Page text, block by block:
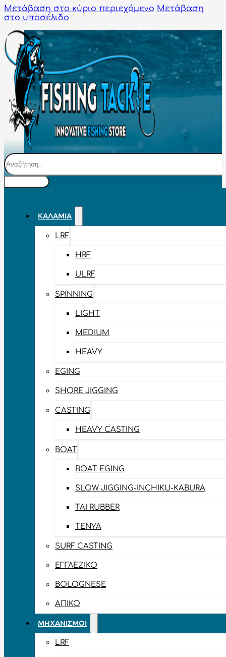
Μετάβαση στο κύριο περιεχόμενο Μετάβαση
στο υποσέλιδο
Αναζήτηση
ΚΑΛΆΜΙΑ
LRF
HRF
ULRF
SPINNING
LIGHT
MEDIUM
HEAVY
EGING
SHORE JIGGING
CASTING
HEAVY CASTING
BOAT
BOAT EGING
SLOW JIGGING-INCHIKU-KABURA
TAI RUBBER
TENYA
SURF CASTING
ΕΓΓΛΈΖΙΚΟ
BOLOGNESE
ΑΠΊΚΟ
ΜΗΧΑΝΙΣΜΟΊ
LRF